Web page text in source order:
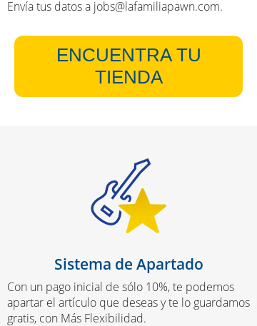
Envía tus datos a jobs@lafamiliapawn.com.
ENCUENTRA TU
TIENDA
Sistema de Apartado
Con un pago inicial de sólo 10%, te podemos
apartar el artículo que deseas y te lo guardamos
gratis, con Más Flexibilidad.